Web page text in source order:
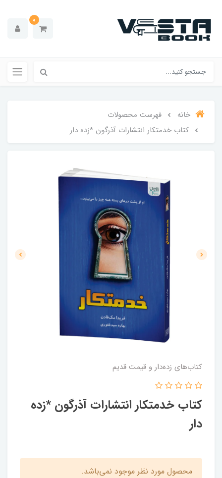
0
خانه
فهرست محصولات
کتاب خدمتکار انتشارات آذرگون *زده دار
کتاب‌های زده‌دار و قیمت قدیم
کتاب خدمتکار انتشارات آذرگون *زده
دار
محصول مورد نظر موجود نمی‌باشد.